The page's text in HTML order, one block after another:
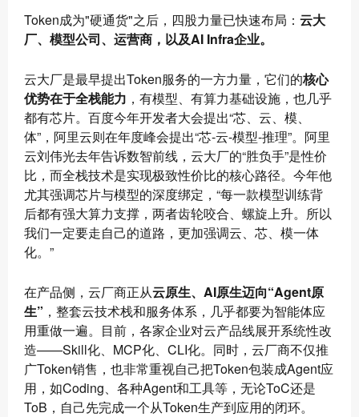
Token成为"硬通货"之后，四股力量已快速布局： 云大
厂、模型公司、运营商，以及AI Infra企业。
云大厂是最早提出Token服务的一方力量，它们的核心
优势在于全栈能力 ，有模型、有算力基础设施，也几乎
都有芯片。百度今年开发者大会提出“芯、云、模、
体”，阿里云则在年度峰会提出“芯-云-模型-推理”。阿里
云刘伟光去年告诉数智前线，云大厂的“胜负手”是性价
比，而全栈技术是实现极致性价比的核心路径。今年他
尤其强调芯片与模型的深度绑定，“每一款模型训练背
后都有强大算力支撑，两者齿轮咬合、螺旋上升。所以
我们一定要走自己的道路，更加强调云、芯、模一体
化。”
在产品侧，云厂商正从云原生、AI原生迈向“Agent原
生” ，整套云技术栈和服务体系，几乎都要为智能体应
用重做一遍。目前，各家企业对云产品线展开系统性改
造——Skill化、MCP化、CLI化。同时，云厂商不仅推
广Token销售，也非常重视自己把Token包装成Agent应
用，如Coding、各种Agent和工具等，无论ToC还是
ToB，自己先完成一个从Token生产到应用的闭环。